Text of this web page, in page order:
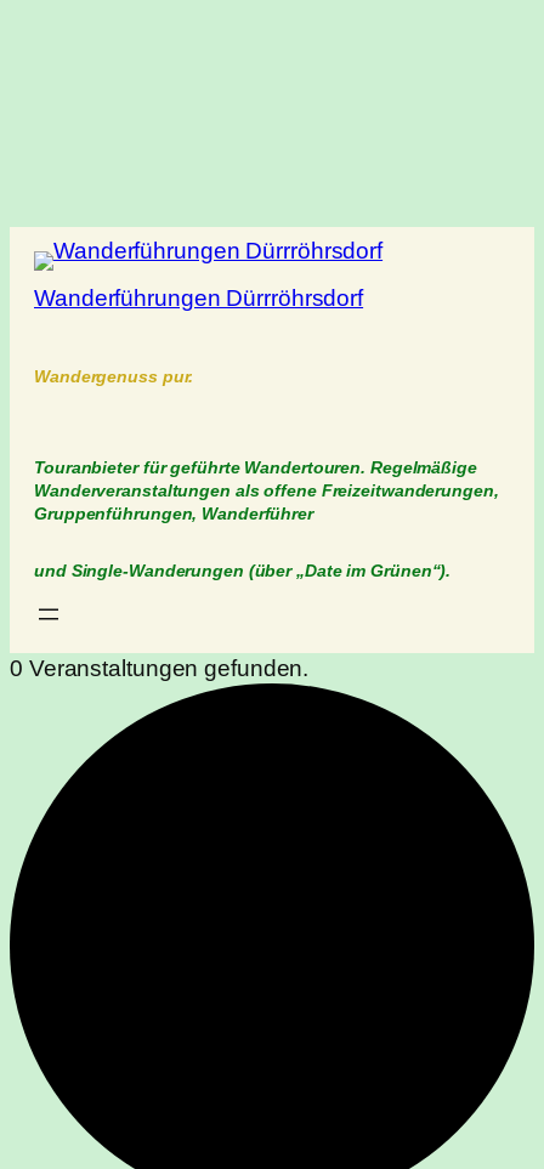
Wanderführungen Dürrröhrsdorf
Wandergenuss pur.
Touranbieter für geführte Wandertouren. Regelmäßige
Wanderveranstaltungen als offene Freizeitwanderungen,
Gruppenführungen, Wanderführer
und Single-Wanderungen (über „Date im Grünen“).
0 Veranstaltungen gefunden.